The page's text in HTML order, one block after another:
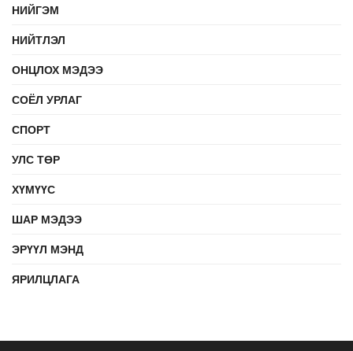
НИЙГЭМ
НИЙТЛЭЛ
ОНЦЛОХ МЭДЭЭ
СОЁЛ УРЛАГ
СПОРТ
УЛС ТӨР
ХҮМҮҮС
ШАР МЭДЭЭ
ЭРҮҮЛ МЭНД
ЯРИЛЦЛАГА